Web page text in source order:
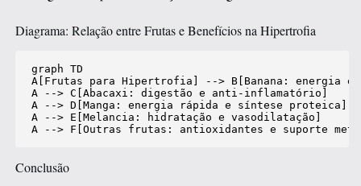
Diagrama: Relação entre Frutas e Benefícios na Hipertrofia
graph TD
A[Frutas para Hipertrofia] --> B[Banana: energia e
A --> C[Abacaxi: digestão e anti-inflamatório]
A --> D[Manga: energia rápida e síntese proteica]
A --> E[Melancia: hidratação e vasodilatação]
Conclusão